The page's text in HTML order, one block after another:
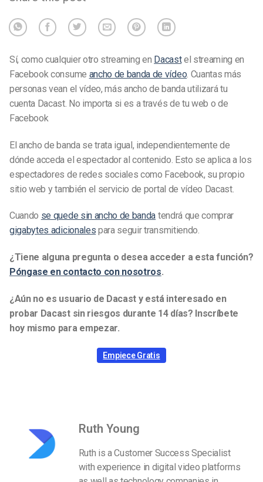
Sí, como cualquier otro streaming en Dacastel streaming en
Facebook consume ancho de banda de vídeo . Cuantas más
personas vean el vídeo, más ancho de banda utilizará tu
cuenta Dacast. No importa si es a través de tu web o de
Facebook
El ancho de banda se trata igual, independientemente de
dónde acceda el espectador al contenido. Esto se aplica a los
espectadores de redes sociales como Facebook, su propio
sitio web y también el servicio de portal de vídeo Dacast.
Cuando se quede sin ancho de banda tendrá que comprar
gigabytes adicionales para seguir transmitiendo.
¿Tiene alguna pregunta o desea acceder a esta función?
Póngase en contacto con nosotros.
¿Aún no es usuario de Dacast y está interesado en
probar Dacast sin riesgos durante 14 días? Inscríbete
hoy mismo para empezar.
Empiece Gratis
Ruth Young
Ruth is a Customer Success Specialist
with experience in digital video platforms